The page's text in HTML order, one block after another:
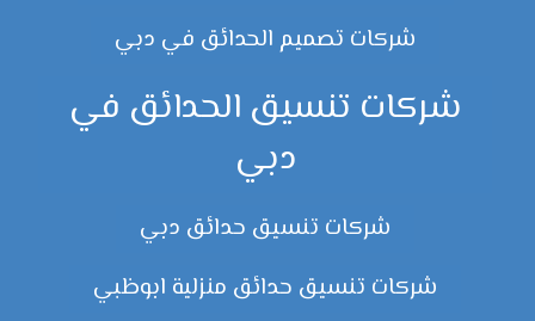
شركات تصميم الحدائق في دبي
شركات تنسيق الحدائق في
دبي
شركات تنسيق حدائق دبي
شركات تنسيق حدائق منزلية ابوظبي